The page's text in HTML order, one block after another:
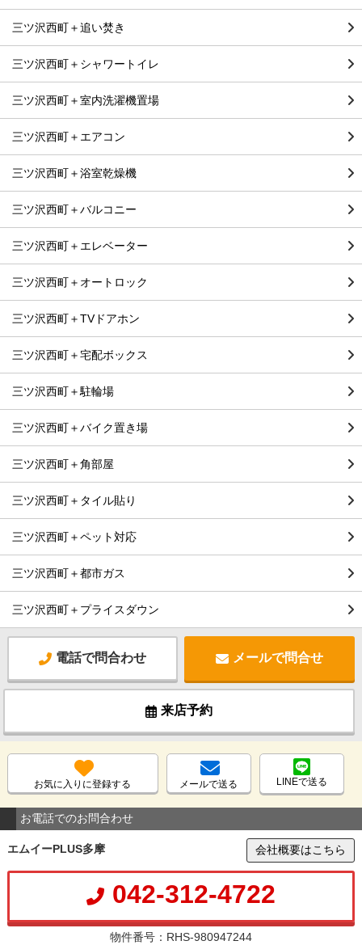
三ツ沢西町＋追い焚き
三ツ沢西町＋シャワートイレ
三ツ沢西町＋室内洗濯機置場
三ツ沢西町＋エアコン
三ツ沢西町＋浴室乾燥機
三ツ沢西町＋バルコニー
三ツ沢西町＋エレベーター
三ツ沢西町＋オートロック
三ツ沢西町＋TVドアホン
三ツ沢西町＋宅配ボックス
三ツ沢西町＋駐輪場
三ツ沢西町＋バイク置き場
三ツ沢西町＋角部屋
三ツ沢西町＋タイル貼り
三ツ沢西町＋ペット対応
三ツ沢西町＋都市ガス
三ツ沢西町＋プライスダウン
電話で問合わせ メールで問合せ
来店予約
お気に入りに登録する メールで送る LINEで送る
お電話でのお問合わせ
エムイーPLUS多摩 会社概要はこちら
042-312-4722
物件番号：RHS-980947244